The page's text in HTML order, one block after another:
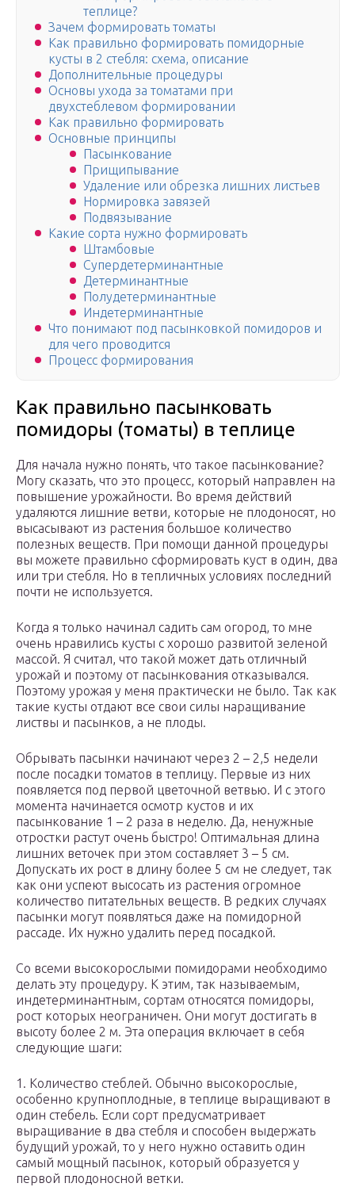
теплице?
Зачем формировать томаты
Как правильно формировать помидорные
кусты в 2 стебля: схема, описание
Дополнительные процедуры
Основы ухода за томатами при
двухстеблевом формировании
Как правильно формировать
Основные принципы
Пасынкование
Прищипывание
Удаление или обрезка лишних листьев
Нормировка завязей
Подвязывание
Какие сорта нужно формировать
Штамбовые
Супердетерминантные
Детерминантные
Полудетерминантные
Индетерминантные
Что понимают под пасынковкой помидоров и
для чего проводится
Процесс формирования
Как правильно пасынковать
помидоры (томаты) в теплице
Для начала нужно понять, что такое пасынкование?
Могу сказать, что это процесс, который направлен на
повышение урожайности. Во время действий
удаляются лишние ветви, которые не плодоносят, но
высасывают из растения большое количество
полезных веществ. При помощи данной процедуры
вы можете правильно сформировать куст в один, два
или три стебля. Но в тепличных условиях последний
почти не используется.
Когда я только начинал садить сам огород, то мне
очень нравились кусты с хорошо развитой зеленой
массой. Я считал, что такой может дать отличный
урожай и поэтому от пасынкования отказывался.
Поэтому урожая у меня практически не было. Так как
такие кусты отдают все свои силы наращивание
листвы и пасынков, а не плоды.
Обрывать пасынки начинают через 2 – 2,5 недели
после посадки томатов в теплицу. Первые из них
появляется под первой цветочной ветвью. И с этого
момента начинается осмотр кустов и их
пасынкование 1 – 2 раза в неделю. Да, ненужные
отростки растут очень быстро! Оптимальная длина
лишних веточек при этом составляет 3 – 5 см.
Допускать их рост в длину более 5 см не следует, так
как они успеют высосать из растения огромное
количество питательных веществ. В редких случаях
пасынки могут появляться даже на помидорной
рассаде. Их нужно удалить перед посадкой.
Со всеми высокорослыми помидорами необходимо
делать эту процедуру. К этим, так называемым,
индетерминантным, сортам относятся помидоры,
рост которых неограничен. Они могут достигать в
высоту более 2 м. Эта операция включает в себя
следующие шаги:
1. Количество стеблей. Обычно высокорослые,
особенно крупноплодные, в теплице выращивают в
один стебель. Если сорт предусматривает
выращивание в два стебля и способен выдержать
будущий урожай, то у него нужно оставить один
самый мощный пасынок, который образуется у
первой плодоносной ветки.